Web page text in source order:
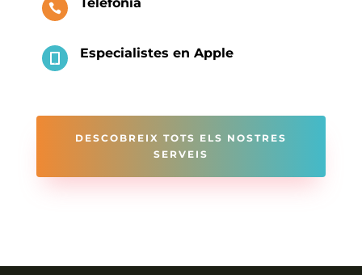
 Telefonia
Especialistes en Apple
DESCOBREIX TOTS ELS NOSTRES
SERVEIS